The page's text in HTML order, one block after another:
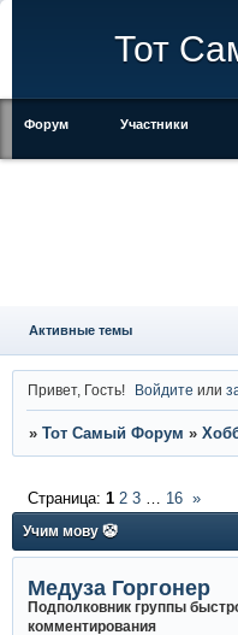
Тот
Форум Участники
Активные темы
Привет, Гость! Войдите или
» Тот Самый Форум »
Учим мову 🤡
Страница: 1 2 3 16 »
Медуза Горгонер
Подполковник группы
комментирования